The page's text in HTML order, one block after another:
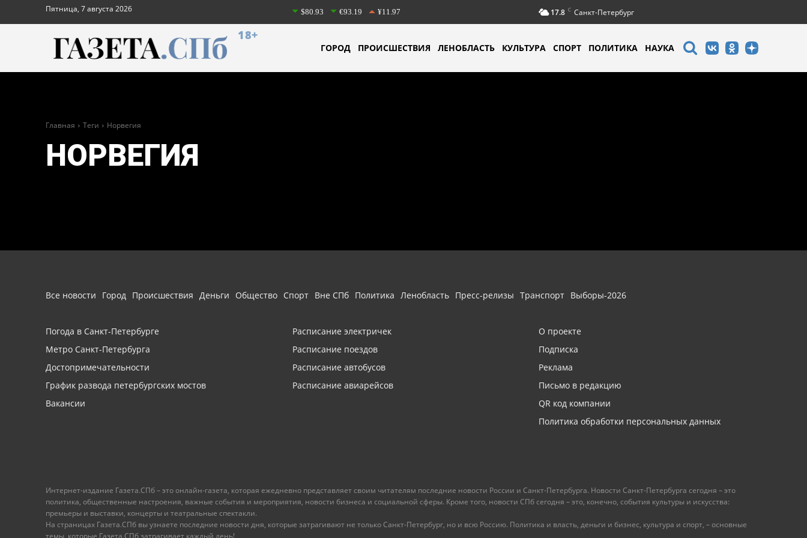
Пятница, 7 августа 2026 $80.93 €93.19 ¥11.97 17.8 C Санкт-Петербург
18+
ГОРОД ПРОИСШЕСТВИЯ ЛЕНОБЛАСТЬ КУЛЬТУРА СПОРТ ПОЛИТИКА НАУКА
Главная Теги Норвегия
НОРВЕГИЯ
Все новости Город Происшествия Деньги Общество Спорт Вне СПб Политика Ленобласть Пресс-релизы Транспорт Выборы-2026
Погода в Санкт-Петербурге
Метро Санкт-Петербурга
Достопримечательности
График развода петербургских мостов
Вакансии
Расписание электричек
Расписание поездов
Расписание автобусов
Расписание авиарейсов
О проекте
Подписка
Реклама
Письмо в редакцию
QR код компании
Политика обработки персональных данных
Интернет-издание Газета.СПб – это онлайн-газета, которая ежедневно представляет своим читателям последние новости России и Санкт-Петербурга. Новости Санкт-Петербурга сегодня – это
политика, общественные настроения, важные события и мероприятия, новости бизнеса и социальной сферы. Кроме того, новости СПб сегодня – это, конечно, события культуры и искусства:
премьеры и выставки, концерты и театральные спектакли.
На страницах Газета.СПб вы узнаете последние новости дня, которые затрагивают не только Санкт-Петербург, но и всю Россию. Политика и власть, деньги и бизнес, культура и спорт, – основные
темы, которые Газета.СПб затрагивает каждый день!